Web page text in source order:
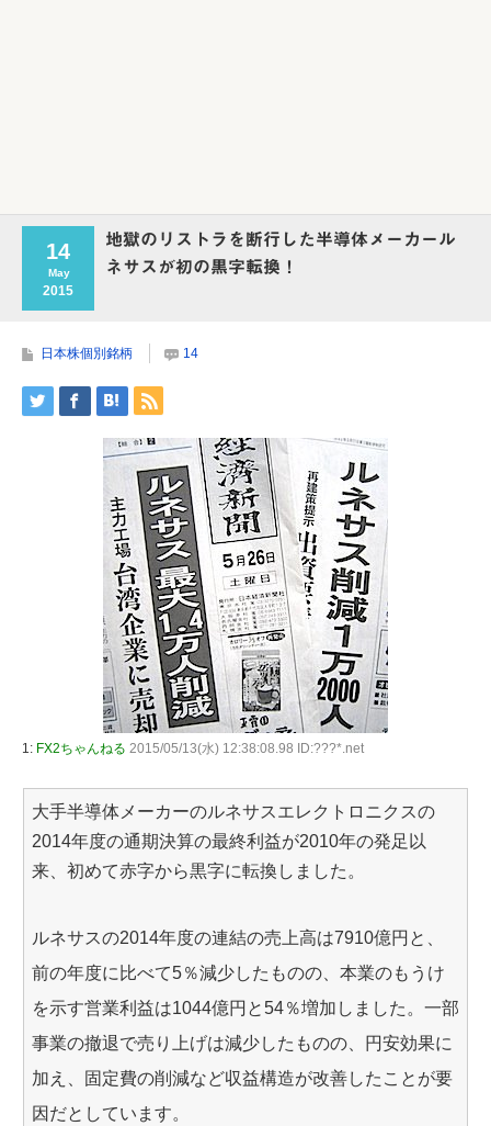
14
May
2015
地獄のリストラを断行した半導体メーカール
ネサスが初の黒字転換！
日本株個別銘柄 14
1: FX2ちゃんねる 2015/05/13(水) 12:38:08.98 ID:???*.net
大手半導体メーカーのルネサスエレクトロニクスの
2014年度の通期決算の最終利益が2010年の発足以
来、初めて赤字から黒字に転換しました。
ルネサスの2014年度の連結の売上高は7910億円と、
前の年度に比べて5％減少したものの、本業のもうけ
を示す営業利益は1044億円と54％増加しました。一部
事業の撤退で売り上げは減少したものの、円安効果に
加え、固定費の削減など収益構造が改善したことが要
因だとしています。